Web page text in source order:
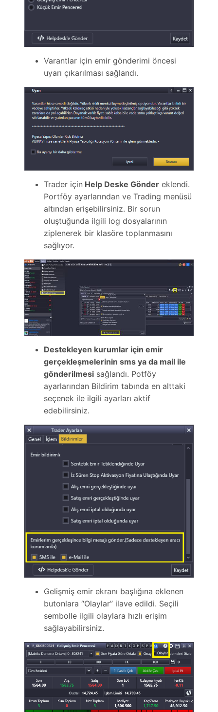
Varantlar için emir gönderimi öncesi
uyarı çıkarılması sağlandı.
Trader için Help Deske Gönder eklendi.
Portföy ayarlarından ve Trading menüsü
altından erişebilirsiniz. Bir sorun
oluştuğunda ilgili log dosyalarının
ziplenerek bir klasöre toplanmasını
sağlıyor.
Destekleyen kurumlar için emir
gerçekleşmelerinin sms ya da mail ile
gönderilmesi sağlandı. Potföy
ayarlarından Bildirim tabında en alttaki
seçenek ile ilgili ayarları aktif
edebilirsiniz.
Gelişmiş emir ekranı başlığına eklenen
butonlara “Olaylar” ilave edildi. Seçili
sembolle ilgili olaylara hızlı erişim
sağlayabilirsiniz.